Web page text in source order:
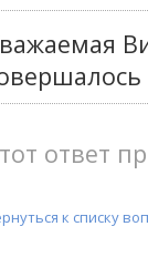
ответ
к списку